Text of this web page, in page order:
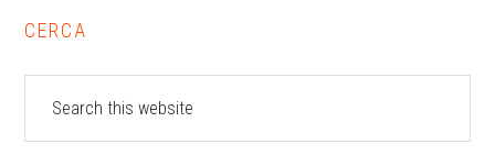
Primary
Sidebar
CERCA
website